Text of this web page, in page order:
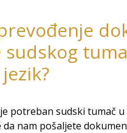
jezik?
potreban sudski tumač
da nam pošaljete